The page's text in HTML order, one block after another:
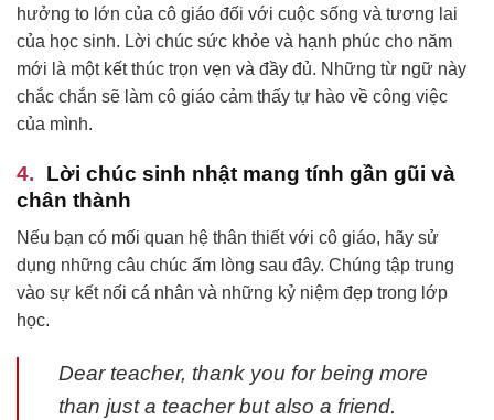
hưởng to lớn của cô giáo đối với cuộc sống và tương lai
của học sinh. Lời chúc sức khỏe và hạnh phúc cho năm
mới là một kết thúc trọn vẹn và đầy đủ. Những từ ngữ này
chắc chắn sẽ làm cô giáo cảm thấy tự hào về công việc
của mình.
Lời chúc sinh nhật mang tính gần gũi và
chân thành
Nếu bạn có mối quan hệ thân thiết với cô giáo, hãy sử
dụng những câu chúc ấm lòng sau đây. Chúng tập trung
vào sự kết nối cá nhân và những kỷ niệm đẹp trong lớp
học.
Dear teacher, thank you for being more
than just a teacher but also a friend.